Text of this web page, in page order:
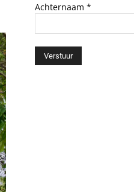
Achternaam *